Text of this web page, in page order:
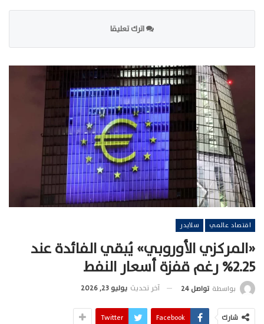
اترك تعليقا
اقتصاد عالمي سلايدر
«المركزي الأوروبي» يُبقي الفائدة عند
2.25% رغم قفزة أسعار النفط
بواسطة تواصل 24 آخر تحديث يوليو 23, 2026
شارك Facebook
Twitter